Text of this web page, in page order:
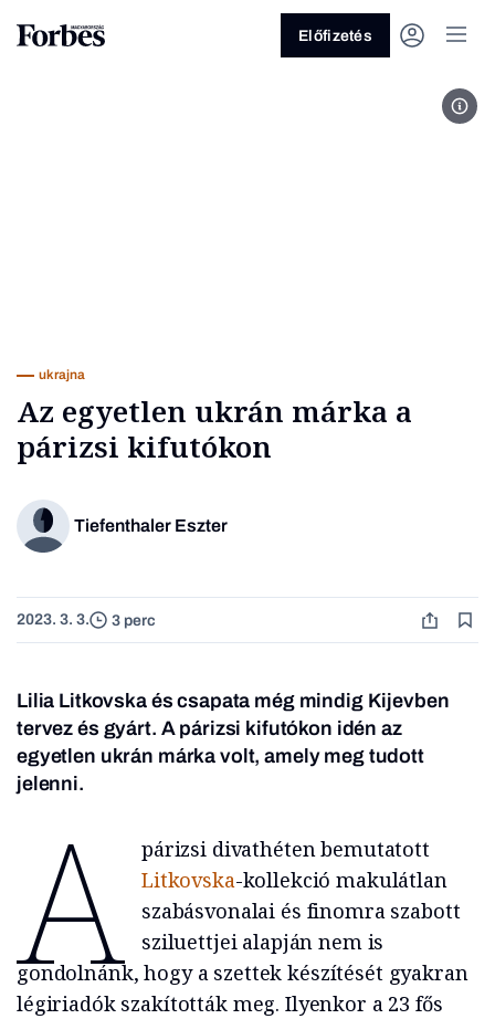
Előfizetés
ukrajna
Az egyetlen ukrán márka a
párizsi kifutókon
Tiefenthaler Eszter
2023. 3. 3. 3 perc
Lilia Litkovska és csapata még mindig Kijevben
tervez és gyárt. A párizsi kifutókon idén az
egyetlen ukrán márka volt, amely meg tudott
jelenni.
A
párizsi divathéten bemutatott
Litkovska-kollekció makulátlan
szabásvonalai és finomra szabott
sziluettjei alapján nem is
gondolnánk, hogy a szettek készítését gyakran
légiriadók szakították meg. Ilyenkor a 23 fős